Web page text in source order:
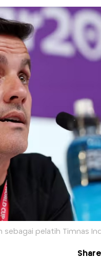
pelatih Timnas
Share